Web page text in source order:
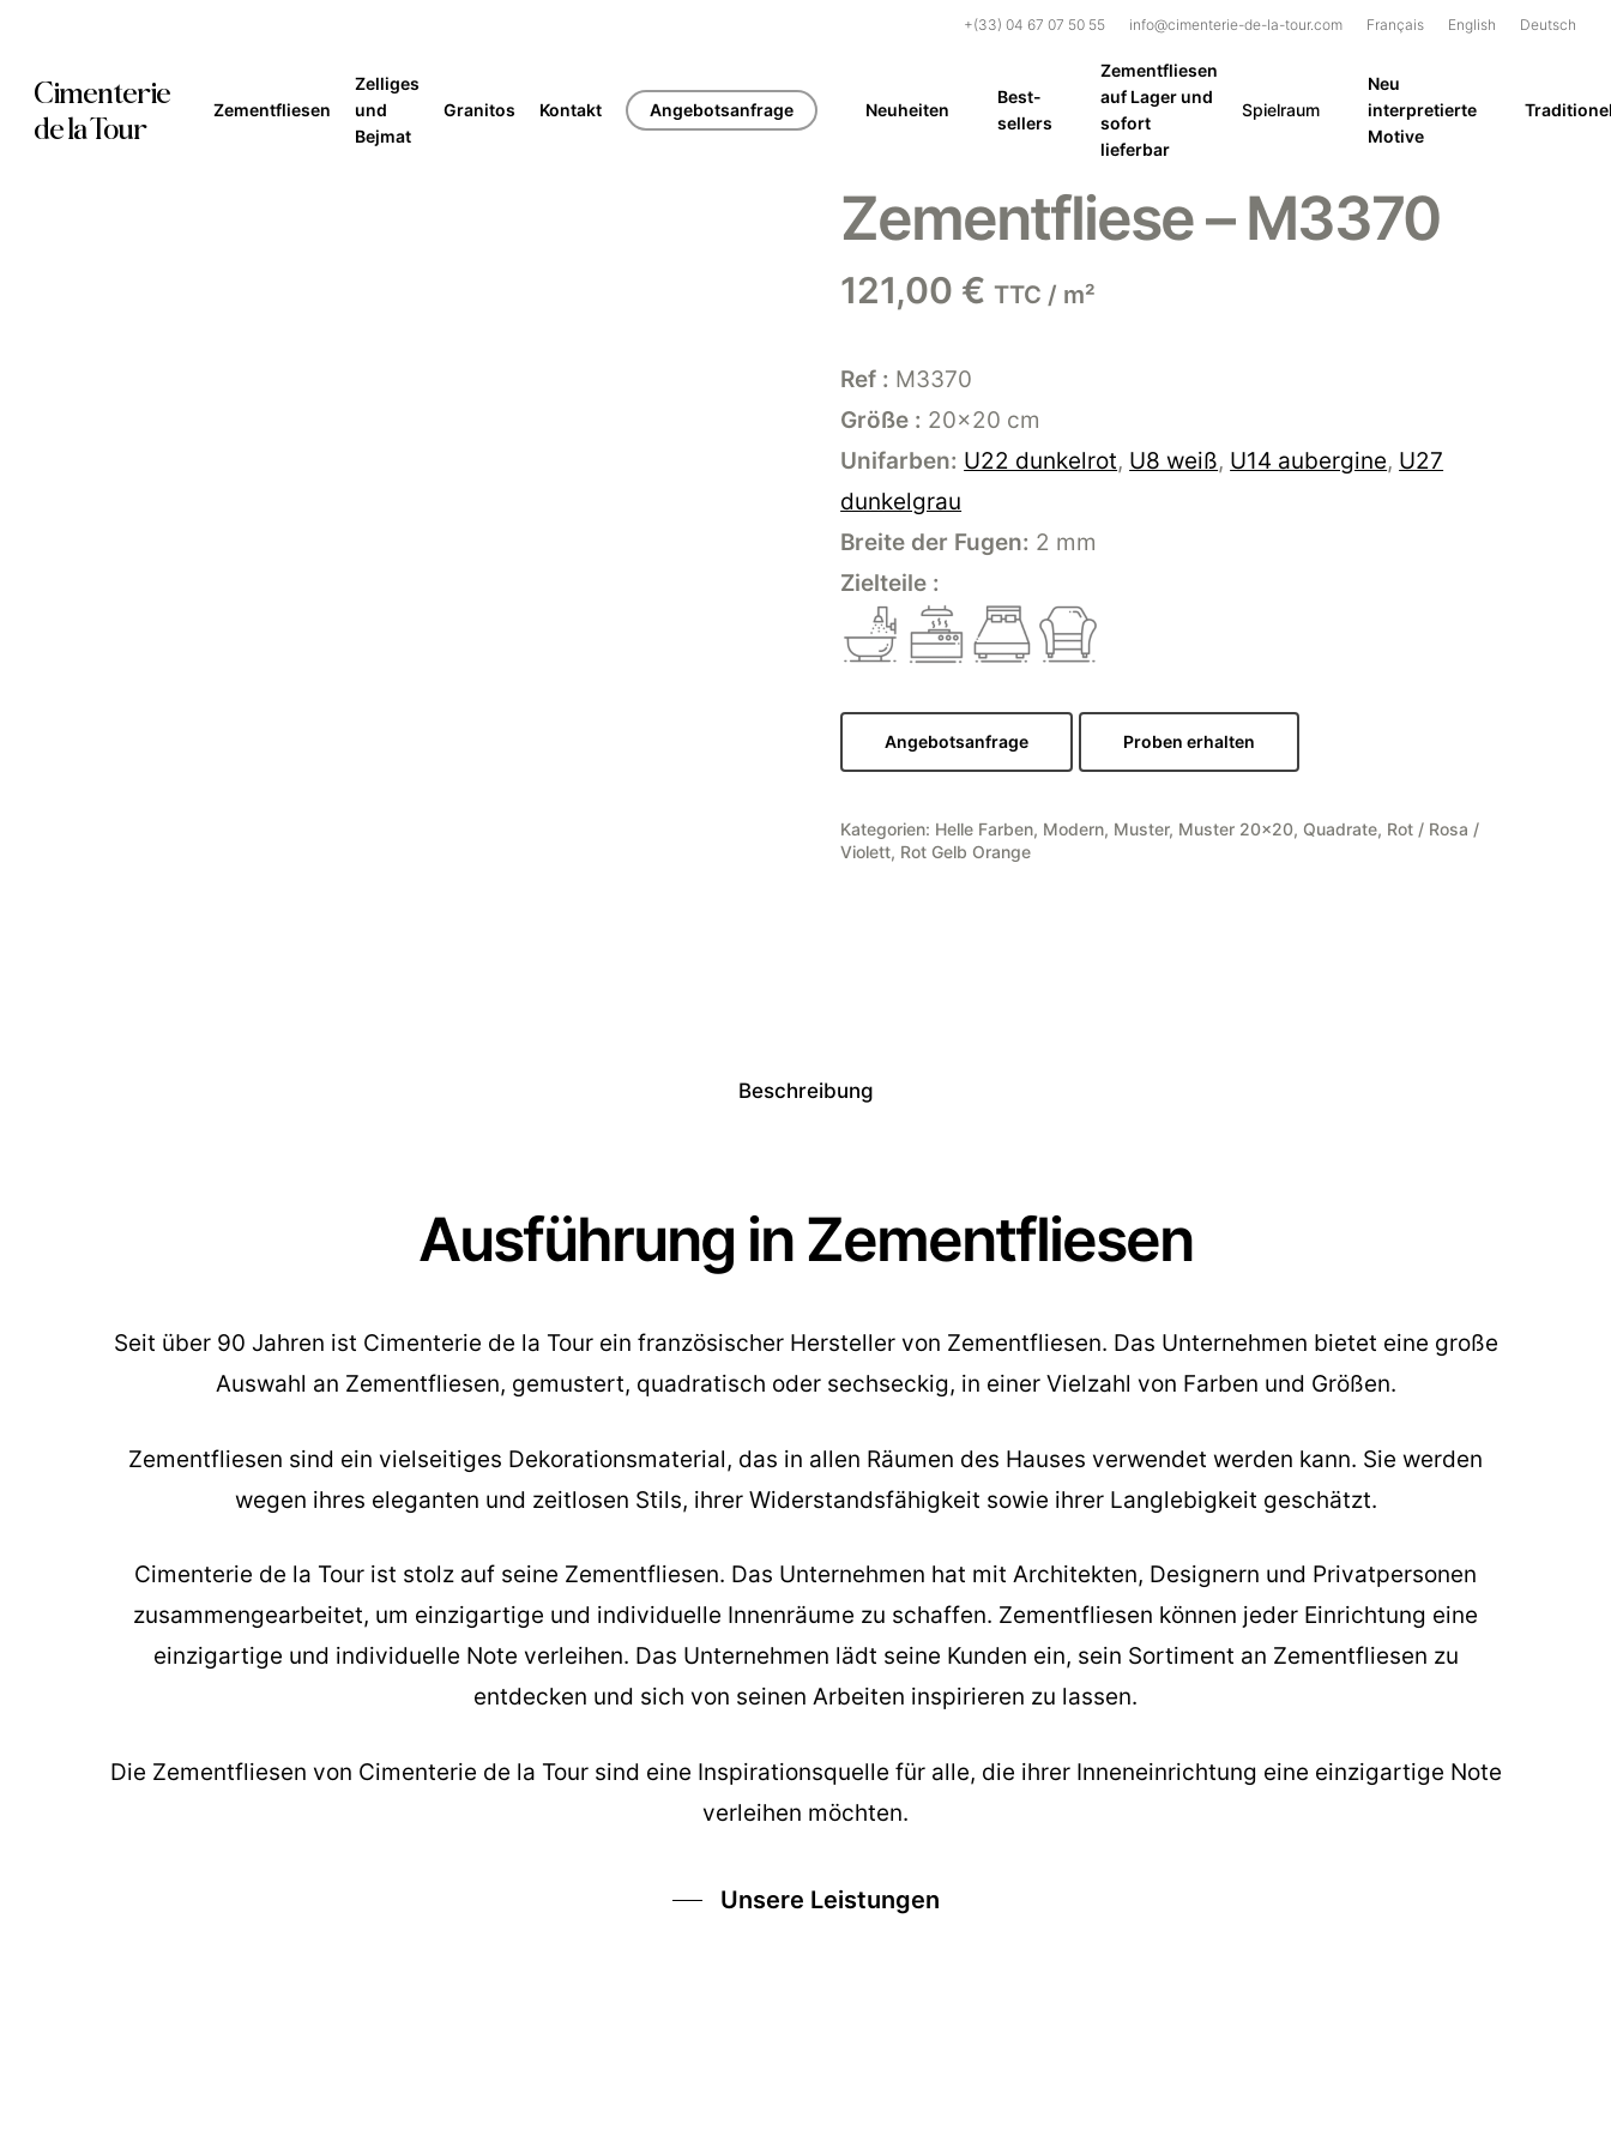
main
content
+(33) 04 67 07 50 55 info@cimenterie-de-la-tour.com Français English Deutsch
Cimenterie
de la Tour
Zementfliesen
Zelliges
und
Bejmat
Granitos Kontakt Angebotsanfrage Neuheiten
Best-
sellers
Zementfliesen
auf Lager und
sofort
lieferbar
Spielraum
Neu
interpretierte
Motive
Zementfliese – M3370
121,00 € TTC / m²
Ref : M3370
Größe : 20×20 cm
Unifarben: U22 dunkelrot, U8 weiß, U14 aubergine, U27
dunkelgrau
Breite der Fugen: 2 mm
Zielteile :
Angebotsanfrage Proben erhalten
Kategorien: Helle Farben, Modern, Muster, Muster 20x20, Quadrate, Rot / Rosa /
Violett, Rot Gelb Orange
Beschreibung
Ausführung in Zementfliesen
Seit über 90 Jahren ist Cimenterie de la Tour ein französischer Hersteller von Zementfliesen. Das Unternehmen bietet eine große
Auswahl an Zementfliesen, gemustert, quadratisch oder sechseckig, in einer Vielzahl von Farben und Größen.
Zementfliesen sind ein vielseitiges Dekorationsmaterial, das in allen Räumen des Hauses verwendet werden kann. Sie werden
wegen ihres eleganten und zeitlosen Stils, ihrer Widerstandsfähigkeit sowie ihrer Langlebigkeit geschätzt.
Cimenterie de la Tour ist stolz auf seine Zementfliesen. Das Unternehmen hat mit Architekten, Designern und Privatpersonen
zusammengearbeitet, um einzigartige und individuelle Innenräume zu schaffen. Zementfliesen können jeder Einrichtung eine
einzigartige und individuelle Note verleihen. Das Unternehmen lädt seine Kunden ein, sein Sortiment an Zementfliesen zu
entdecken und sich von seinen Arbeiten inspirieren zu lassen.
Die Zementfliesen von Cimenterie de la Tour sind eine Inspirationsquelle für alle, die ihrer Inneneinrichtung eine einzigartige Note
verleihen möchten.
Unsere Leistungen